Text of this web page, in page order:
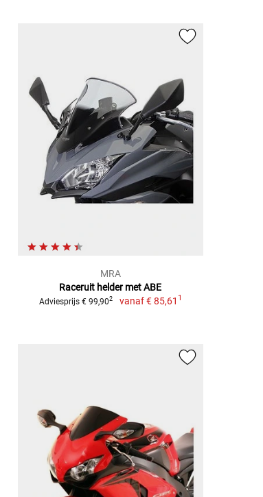
MRA
Raceruit helder met ABE
Adviesprijs € 99,902 vanaf€ 85,61 1